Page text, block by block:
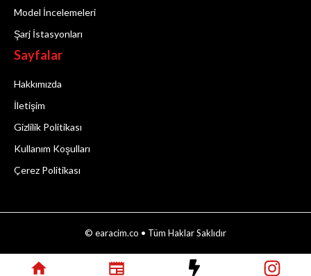
Model İncelemeleri
Şarj İstasyonları
Sayfalar
Hakkımızda
İletişim
Gizlilik Politikası
Kullanım Koşulları
Çerez Politikası
© earacim.co • Tüm Haklar Saklıdır